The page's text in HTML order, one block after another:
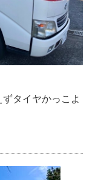
タイヤかっこよ